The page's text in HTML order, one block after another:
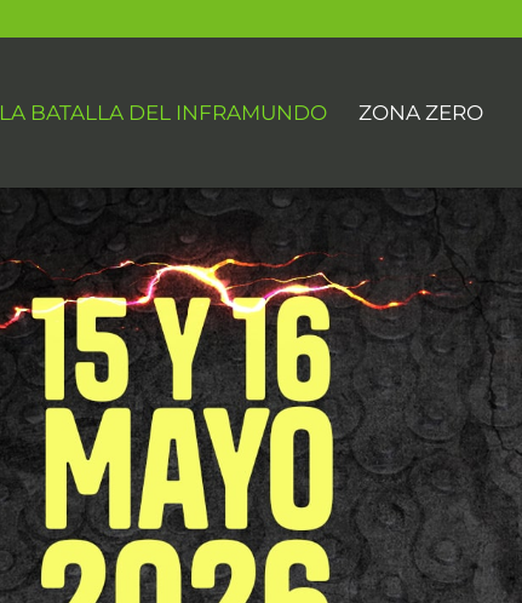
LA BATALLA DEL INFRAMUNDO ZONA ZERO